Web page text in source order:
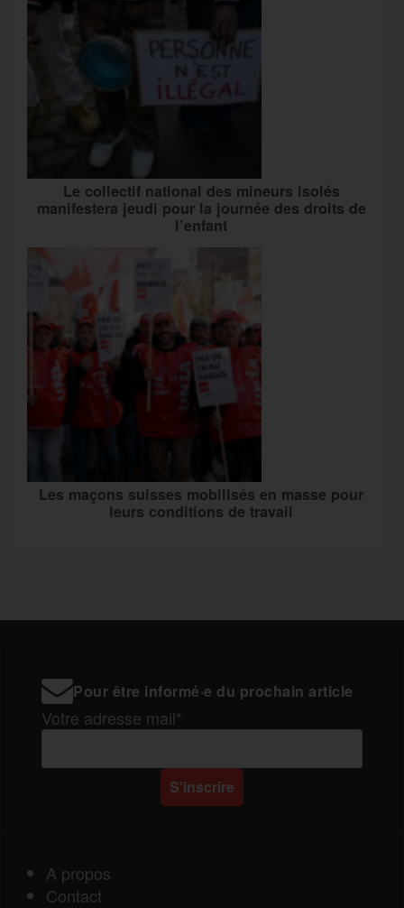
Le collectif national des mineurs isolés
manifestera jeudi pour la journée des droits de
l’enfant
Les maçons suisses mobilisés en masse pour
leurs conditions de travail
Pour être informé·e du prochain article
Votre adresse mail*
A propos
Contact